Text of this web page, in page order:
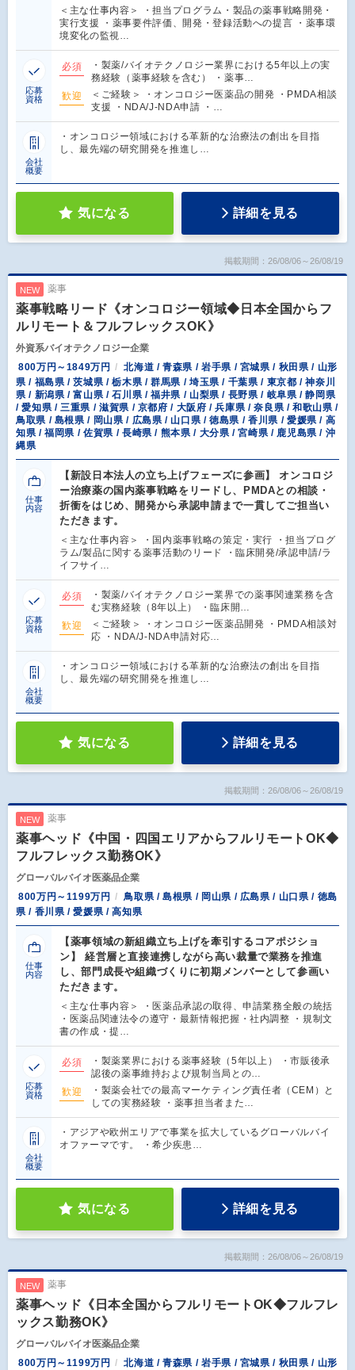
＜主な仕事内容＞ ・担当プログラム・製品の薬事戦略開発・
実行支援 ・薬事要件評価、開発・登録活動への提言 ・薬事環
境変化の監視…
応募
資格
必須
・製薬/バイオテクノロジー業界における5年以上の実
務経験（薬事経験を含む） ・薬事…
歓迎
＜ご経験＞ ・オンコロジー医薬品の開発 ・PMDA相談
支援 ・NDA/J-NDA申請 ・…
会社
概要
・オンコロジー領域における革新的な治療法の創出を目指
し、最先端の研究開発を推進し…
気になる 詳細を見る
掲載期間：26/08/06～26/08/19
NEW 薬事
薬事戦略リード《オンコロジー領域◆日本全国からフ
ルリモート＆フルフレックスOK》
外資系バイオテクノロジー企業
800万円～1849万円
北海道 / 青森県 / 岩手県 / 宮城県 / 秋田県 / 山形
県 / 福島県 / 茨城県 / 栃木県 / 群馬県 / 埼玉県 / 千葉県 / 東京都 / 神奈川
県 / 新潟県 / 富山県 / 石川県 / 福井県 / 山梨県 / 長野県 / 岐阜県 / 静岡県
/ 愛知県 / 三重県 / 滋賀県 / 京都府 / 大阪府 / 兵庫県 / 奈良県 / 和歌山県 /
鳥取県 / 島根県 / 岡山県 / 広島県 / 山口県 / 徳島県 / 香川県 / 愛媛県 / 高
知県 / 福岡県 / 佐賀県 / 長崎県 / 熊本県 / 大分県 / 宮崎県 / 鹿児島県 / 沖
縄県
仕事
内容
【新設日本法人の立ち上げフェーズに参画】 オンコロジ
ー治療薬の国内薬事戦略をリードし、PMDAとの相談・
折衝をはじめ、開発から承認申請まで一貫してご担当い
ただきます。
＜主な仕事内容＞ ・国内薬事戦略の策定・実行 ・担当プログ
ラム/製品に関する薬事活動のリード ・臨床開発/承認申請/ラ
イフサイ…
応募
資格
必須
・製薬/バイオテクノロジー業界での薬事関連業務を含
む実務経験（8年以上） ・臨床開…
歓迎
＜ご経験＞ ・オンコロジー医薬品開発 ・PMDA相談対
応 ・NDA/J-NDA申請対応…
会社
概要
・オンコロジー領域における革新的な治療法の創出を目指
し、最先端の研究開発を推進し…
気になる 詳細を見る
掲載期間：26/08/06～26/08/19
NEW 薬事
薬事ヘッド《中国・四国エリアからフルリモートOK◆
フルフレックス勤務OK》
グローバルバイオ医薬品企業
800万円～1199万円
鳥取県 / 島根県 / 岡山県 / 広島県 / 山口県 / 徳島
県 / 香川県 / 愛媛県 / 高知県
仕事
内容
【薬事領域の新組織立ち上げを牽引するコアポジショ
ン】 経営層と直接連携しながら高い裁量で業務を推進
し、部門成長や組織づくりに初期メンバーとして参画い
ただきます。
＜主な仕事内容＞ ・医薬品承認の取得、申請業務全般の統括
・医薬品関連法令の遵守・最新情報把握・社内調整 ・規制文
書の作成・提…
応募
資格
必須
・製薬業界における薬事経験（5年以上） ・市販後承
認後の薬事維持および規制当局との…
歓迎
・製薬会社での最高マーケティング責任者（CEM）と
しての実務経験 ・薬事担当者また…
会社
概要
・アジアや欧州エリアで事業を拡大しているグローバルバイ
オファーマです。 ・希少疾患…
気になる 詳細を見る
掲載期間：26/08/06～26/08/19
NEW 薬事
薬事ヘッド《日本全国からフルリモートOK◆フルフレ
ックス勤務OK》
グローバルバイオ医薬品企業
800万円～1199万円
北海道 / 青森県 / 岩手県 / 宮城県 / 秋田県 / 山形